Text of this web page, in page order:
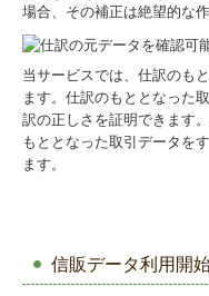
場合、その補正は絶望的な
当サービスでは、仕訳のも
ます。仕訳のもととなった
訳の正しさを証明できます
もととなった取引データを
ます。
信販データ利用開